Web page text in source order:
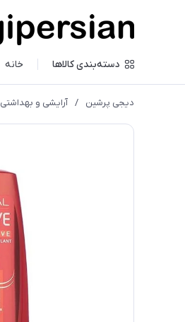
دسته‌بندی کالاها خانه
دیجی پرشین / آرایشی و بهداشتی